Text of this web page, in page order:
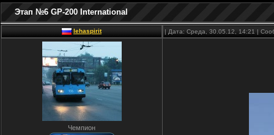
Этап №6 GP-200 International
lehaspirit | Дата: Среда, 30.05.12, 14:21 |
Чемпион